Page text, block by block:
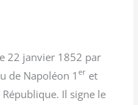
22 jan­vier 1852 par
de Napo­léon 1er et
Il signe le